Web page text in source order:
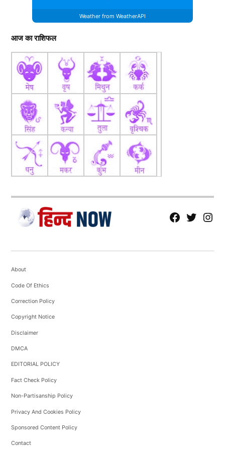
Weather from WeatherAPI
आज का राशिफल
fb Tw tw
About
Code Of Ethics
Correction Policy
Copyright Notice
Disclaimer
DMCA
EDITORIAL POLICY
Fact Check Policy
Non-Partisanship Policy
Privacy And Cookies Policy
Sponsored Content Policy
Contact